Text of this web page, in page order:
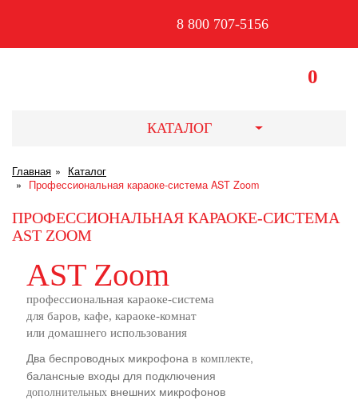
8 800 707-5156
0
КАТАЛОГ
Главная
Каталог
Профессиональная караоке-система AST Zoom
ПРОФЕССИОНАЛЬНАЯ КАРАОКЕ-СИСТЕМА
AST ZOOM
Два беспроводных микрофона в комплекте,
балансные входы для подключения
дополнительных внешних микрофонов
AST Zoom
профессиональная караоке-система
для баров, кафе, караоке-комнат
или домашнего использования